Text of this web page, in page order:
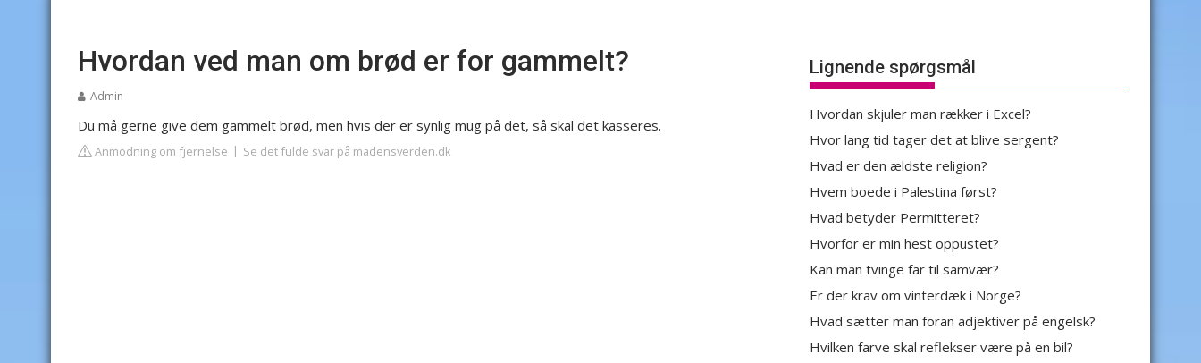
Hvordan ved man om brød er for gammelt?
Admin
Du må gerne give dem gammelt brød, men hvis der er synlig mug på det, så skal det kasseres.
Anmodning om fjernelse Se det fulde svar på madensverden.dk
Lignende spørgsmål
Hvordan skjuler man rækker i Excel?
Hvor lang tid tager det at blive sergent?
Hvad er den ældste religion?
Hvem boede i Palestina først?
Hvad betyder Permitteret?
Hvorfor er min hest oppustet?
Kan man tvinge far til samvær?
Er der krav om vinterdæk i Norge?
Hvad sætter man foran adjektiver på engelsk?
Hvilken farve skal reflekser være på en bil?